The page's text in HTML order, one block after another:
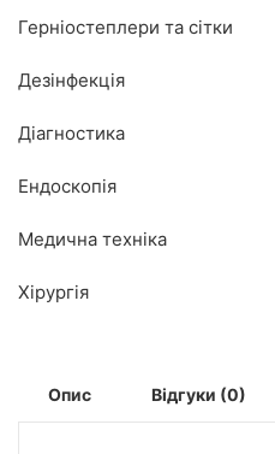
Герніостеплери та сітки
Дезінфекція
Діагностика
Ендоскопія
Медична техніка
Хірургія
Опис Відгуки (0)